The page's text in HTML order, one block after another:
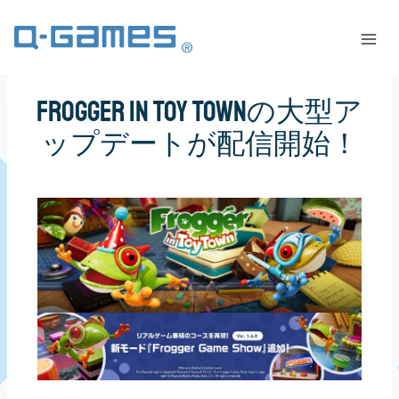
Frogger in Toy Townの大型ア
ップデートが配信開始！